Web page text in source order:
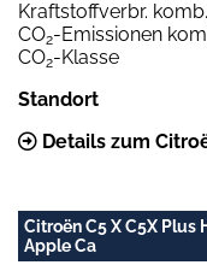
Kraftstoffverbr. komb.
CO2-Emissionen
CO2-Klasse
Standort
Details zum
Citroën C5 X C5X Plus
Apple Ca